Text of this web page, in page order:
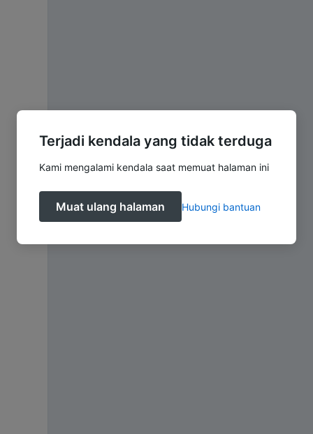
Terjadi kendala yang tidak terduga
Kami mengalami kendala saat memuat halaman ini
Muat ulang halaman Hubungi bantuan